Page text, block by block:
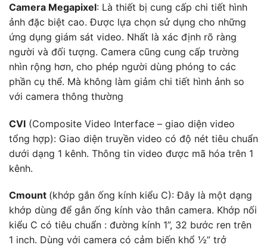
Camera Megapixel: Là thiết bị cung cấp chi tiết hình
ảnh đặc biệt cao. Được lựa chọn sử dụng cho những
ứng dụng giám sát video. Nhất là xác định rõ ràng
người và đối tượng. Camera cũng cung cấp trường
nhìn rộng hơn, cho phép người dùng phóng to các
phần cụ thể. Mà không làm giảm chi tiết hình ảnh so
với camera thông thường
CVI (Composite Video Interface – giao diện video
tổng hợp): Giao diện truyền video có độ nét tiêu chuẩn
dưới dạng 1 kênh. Thông tin video được mã hóa trên 1
kênh.
Cmount (khớp gắn ống kính kiểu C): Đây là một dạng
khớp dùng để gắn ống kính vào thân camera. Khớp nối
kiểu C có tiêu chuẩn : đường kính 1”, 32 bước ren trên
1 inch. Dùng với camera có cảm biến khổ ½” trở